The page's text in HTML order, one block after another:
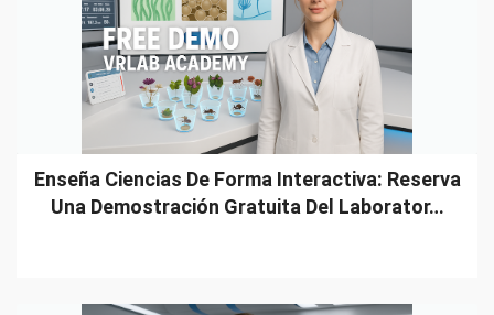
Enseña Ciencias De Forma Interactiva: Reserva
Una Demostración Gratuita Del Laborator…